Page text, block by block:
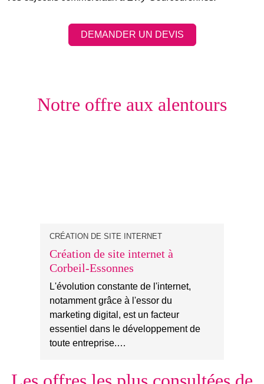
DEMANDER UN DEVIS
Notre offre aux alentours
CRÉATION DE SITE INTERNET
Création de site internet à
Corbeil-Essonnes
L'évolution constante de l'internet,
notamment grâce à l'essor du
marketing digital, est un facteur
essentiel dans le développement de
toute entreprise.…